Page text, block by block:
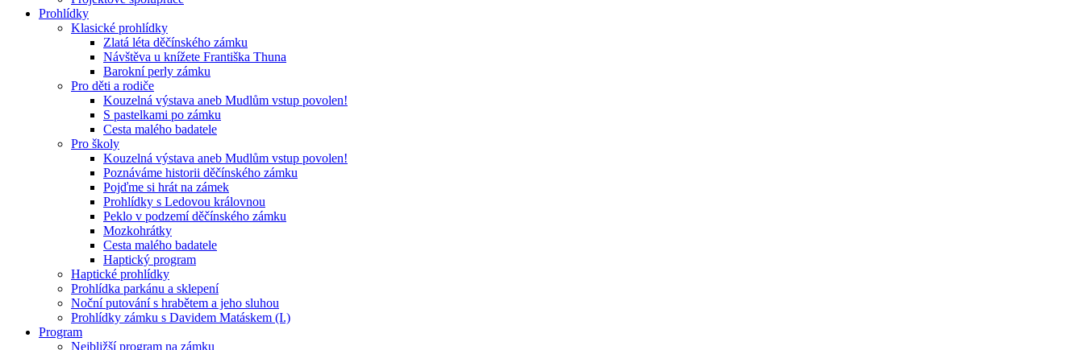
Prohlídky
Klasické prohlídky
Zlatá léta děčínského zámku
Návštěva u knížete Františka Thuna
Barokní perly zámku
Pro děti a rodiče
Kouzelná výstava aneb Mudlům vstup povolen!
S pastelkami po zámku
Cesta malého badatele
Pro školy
Kouzelná výstava aneb Mudlům vstup povolen!
Poznáváme historii děčínského zámku
Pojďme si hrát na zámek
Prohlídky s Ledovou královnou
Peklo v podzemí děčínského zámku
Mozkohrátky
Cesta malého badatele
Haptický program
Haptické prohlídky
Prohlídka parkánu a sklepení
Noční putování s hrabětem a jeho sluhou
Prohlídky zámku s Davidem Matáskem (I.)
Program
Nejbližší program na zámku